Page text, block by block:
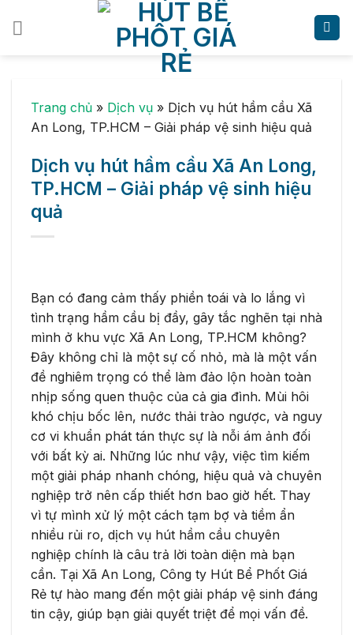
Trang chủ » Dịch vụ » Dịch vụ hút hầm cầu Xã
An Long, TP.HCM – Giải pháp vệ sinh hiệu quả
Dịch vụ hút hầm cầu Xã An Long,
TP.HCM – Giải pháp vệ sinh hiệu
quả
Bạn có đang cảm thấy phiền toái và lo lắng vì
tình trạng hầm cầu bị đầy, gây tắc nghẽn tại nhà
mình ở khu vực Xã An Long, TP.HCM không?
Đây không chỉ là một sự cố nhỏ, mà là một vấn
đề nghiêm trọng có thể làm đảo lộn hoàn toàn
nhịp sống quen thuộc của cả gia đình. Mùi hôi
khó chịu bốc lên, nước thải trào ngược, và nguy
cơ vi khuẩn phát tán thực sự là nỗi ám ảnh đối
với bất kỳ ai. Những lúc như vậy, việc tìm kiếm
một giải pháp nhanh chóng, hiệu quả và chuyên
nghiệp trở nên cấp thiết hơn bao giờ hết. Thay
vì tự mình xử lý một cách tạm bợ và tiềm ẩn
nhiều rủi ro, dịch vụ hút hầm cầu chuyên
nghiệp chính là câu trả lời toàn diện mà bạn
cần. Tại Xã An Long, Công ty Hút Bể Phốt Giá
Rẻ tự hào mang đến một giải pháp vệ sinh đáng
tin cậy, giúp bạn giải quyết triệt để mọi vấn đề.